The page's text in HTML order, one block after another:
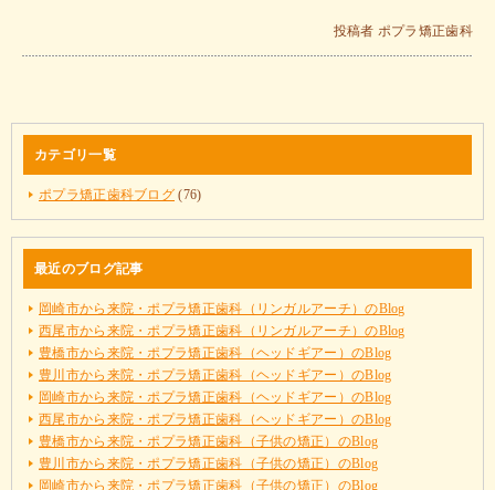
投稿者 ポプラ矯正歯科
カテゴリ一覧
ポプラ矯正歯科ブログ (76)
最近のブログ記事
岡崎市から来院・ポプラ矯正歯科（リンガルアーチ）のBlog
西尾市から来院・ポプラ矯正歯科（リンガルアーチ）のBlog
豊橋市から来院・ポプラ矯正歯科（ヘッドギアー）のBlog
豊川市から来院・ポプラ矯正歯科（ヘッドギアー）のBlog
岡崎市から来院・ポプラ矯正歯科（ヘッドギアー）のBlog
西尾市から来院・ポプラ矯正歯科（ヘッドギアー）のBlog
豊橋市から来院・ポプラ矯正歯科（子供の矯正）のBlog
豊川市から来院・ポプラ矯正歯科（子供の矯正）のBlog
岡崎市から来院・ポプラ矯正歯科（子供の矯正）のBlog